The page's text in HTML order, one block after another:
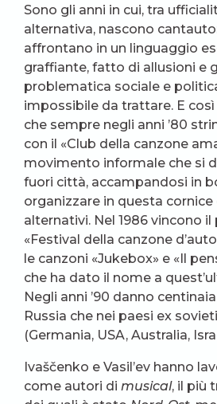
Sono gli anni in cui, tra
alternativa, nascono
affrontano in un linguaggio
graffiante, fatto di allusioni e
problematica sociale e
impossibile da trattare. E
che sempre negli anni ’80
con il «Club della canzone
movimento informale che si
fuori città, accampandosi in
organizzare in questa cornice
alternativi. Nel 1986 vincono
«Festival della canzone
le canzoni «Jukebox» e «Il
che ha dato il nome a
Negli anni ’90 danno
Russia che nei paesi ex
(Germania, USA, Australia,
Ivaščenko e Vasil’ev hanno
come autori di musical, il più